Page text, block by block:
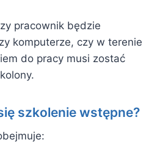
pracownik będzie
komputerze, czy w terenie
do pracy musi zostać
szkolenie wstępne?